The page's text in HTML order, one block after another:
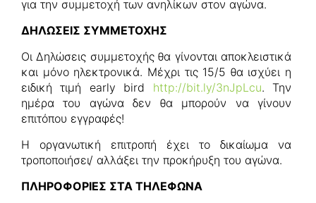
για την συμμετοχή των ανηλίκων στον αγώνα.
ΔΗΛΩΣΕΙΣ ΣΥΜΜΕΤΟΧΗΣ
Οι Δηλώσεις συμμετοχής θα γίνονται αποκλειστικά
και μόνο ηλεκτρονικά. Μέχρι τις 15/5 θα ισχύει η
ειδική τιμή early bird http://bit.ly/3nJpLcu. Την
ημέρα του αγώνα δεν θα μπορούν να γίνουν
επιτόπου εγγραφές!
Η οργανωτική επιτροπή έχει το δικαίωμα να
τροποποιήσει/ αλλάξει την προκήρυξη του αγώνα.
ΠΛΗΡΟΦΟΡΙΕΣ ΣΤΑ ΤΗΛΕΦΩΝΑ